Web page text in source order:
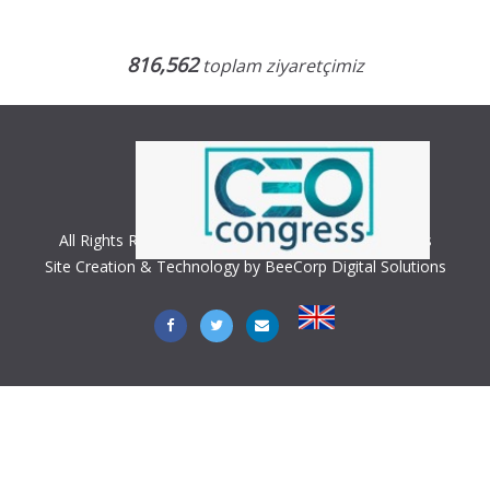
816,562toplam ziyaretçimiz
All Rights Reserved. Copyright © 2018 CEO Congress
Site Creation & Technology by BeeCorp Digital Solutions